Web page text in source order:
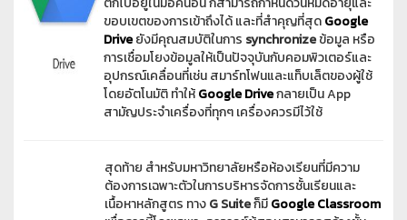
ขอบเขตของการเข้าถึงได้ และที่สำคุญที่สุดGoogle
Driveยังมีคุณสมบัติในการ synchronizeข้อมูล หรือ
การเชื่อมโยงข้อมูลให้เป็นปัจจุบันกับคอมพิวเตอร์และ
อุปกรณ์เคลื่อนที่เช่น สมาร์ทโฟนและแท็บเล็ตของผู้ใช้
โดยอัตโนมัติ ทำให้Google Driveกลายเป็น App
สามัญประจำเครื่องที่ทุกๆ เครื่องควรมีไว้ใช้
สุดท้าย สำหรับมหาวิทยาลัยหรือห้องเรียนที่มีความ
ต้องการเฉพาะตัวในการบริหารจัดการชั้นเรียนและ
เนื้อหาหลักสูตร ทางG Suiteก็มีGoogle Classroom